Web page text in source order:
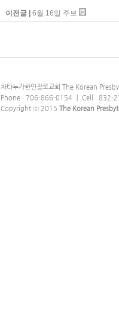
이전글 | 6월 16일 주보
차타누가한인장로교회 The Korean
Phone : 706-866-0154 ｜ Cell : 832-
Copyright ⓒ 2015 The Korean